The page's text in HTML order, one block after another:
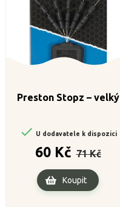
Preston Stopz – velký
 U dodavatele k dispozici
60 Kč cena
71 Kč
Koupit